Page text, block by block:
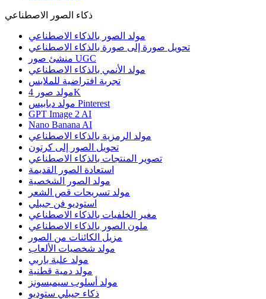
ذكاء الصور الاصطناعي
مولد الصور بالذكاء الاصطناعي
تحويل صورة إلى صورة بالذكاء الاصطناعي
منشئ صور UGC
مولد الأنمي بالذكاء الاصطناعي
تجربة افتراضية للملابس
مولد صور 4K
مولد دبابيس Pinterest
GPT Image 2 AI
Nano Banana AI
مولد الرمزية بالذكاء الاصطناعي
تحويل الصور إلى كرتون
تصوير المنتجات بالذكاء الاصطناعي
استعادة الصور القديمة
مولد الصور الشخصية
مولد تسريحات قص الشعر
استوديو فن جيبلي
مغير الخلفيات بالذكاء الاصطناعي
ملون الصور بالذكاء الاصطناعي
مزيل الكائنات من الصور
مولد شخصيات الألعاب
مولد علبة باربي
مولد دمية قطنية
مولد أسلوب سيمبسونز
ذكاء جيبلي ستوديو